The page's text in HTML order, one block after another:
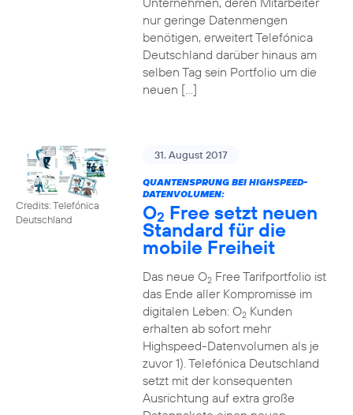
nur geringe Datenmengen
benötigen, erweitert Telefónica
Deutschland darüber hinaus am
selben Tag sein Portfolio um die
neuen […]
Credits: Telefónica
Deutschland
31. August 2017
QUANTENSPRUNG BEI HIGHSPEED-
DATENVOLUMEN:
O2 Free setzt neuen
Standard für die
mobile Freiheit
Das neue O2Free Tarifportfolio ist
das Ende aller Kompromisse im
digitalen Leben: O2Kunden
erhalten ab sofort mehr
Highspeed-Datenvolumen als je
zuvor 1). Telefónica Deutschland
setzt mit der konsequenten
Ausrichtung auf extra große